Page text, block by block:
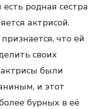
родная сестра
актрисой.
что ей
своих
актрисы были
и этот
бурных в её